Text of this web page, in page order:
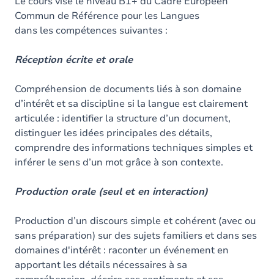
Table des matières
Commun de Référence pour les Langues
dans les compétences suivantes :
Réception écrite et orale
Compréhension de documents liés à son domaine
d’intérêt et sa discipline si la langue est clairement
articulée : identifier la structure d’un document,
distinguer les idées principales des détails,
comprendre des informations techniques simples et
inférer le sens d’un mot grâce à son contexte.
Production orale (seul et en interaction)
Production d’un discours simple et cohérent (avec ou
sans préparation) sur des sujets familiers et dans ses
domaines d'intérêt : raconter un événement en
apportant les détails nécessaires à sa